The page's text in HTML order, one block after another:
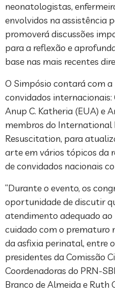
neonatologistas,
envolvidos na assistência
promoverá discussões
para a reflexão e
base nas mais recentes
O Simpósio contará com a
convidados internacionais:
Anup C. Katheria (EUA) e
membros do International
Resuscitation, para
arte em vários tópicos da
de convidados nacionais
“Durante o evento, os
oportunidade de discutir
atendimento adequado
cuidado com o prematuro
da asfixia perinatal, entre
presidentes da Comissão
Coordenadoras do PRN-
Branco de Almeida e Ruth